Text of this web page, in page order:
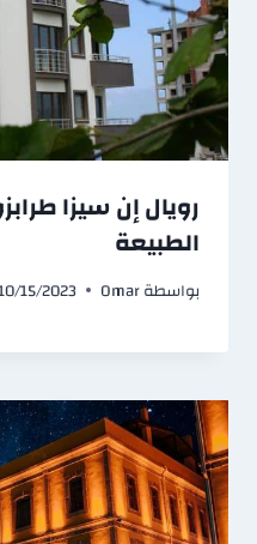
رويال إن سيزا
الطبيعة
بواسطةOmar
15/2023